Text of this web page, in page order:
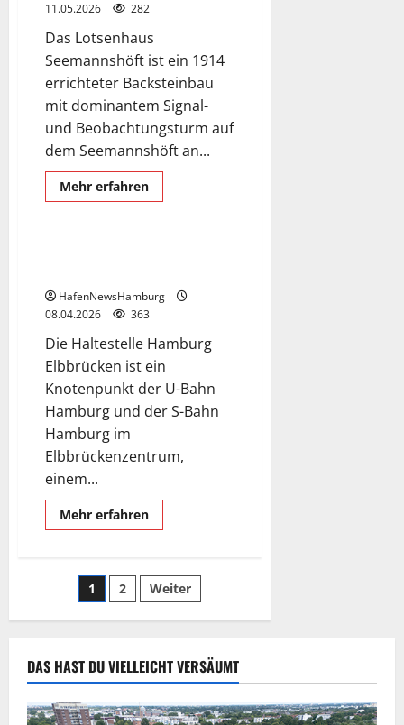
11.05.2026
282
Das Lotsenhaus
Seemannshöft ist ein 1914
errichteter Backsteinbau
mit dominantem Signal-
und Beobachtungsturm auf
dem Seemannshöft an...
Mehr erfahrenMehr
Informationen
Elbbrücken, U- und S-Bahn Station
Exclusive Aerial Pics
German and English language
Hafencity
HafenNewsHamburg
08.04.2026
363
Die Haltestelle Hamburg
Elbbrücken ist ein
Knotenpunkt der U-Bahn
Hamburg und der S-Bahn
Hamburg im
Elbbrückenzentrum,
einem...
Mehr erfahrenMehr
Informationen
–
und
S
Seitennummerierung
der
Beiträge
1 2 Weiter
DAS HAST DU VIELLEICHT VERSÄUMT